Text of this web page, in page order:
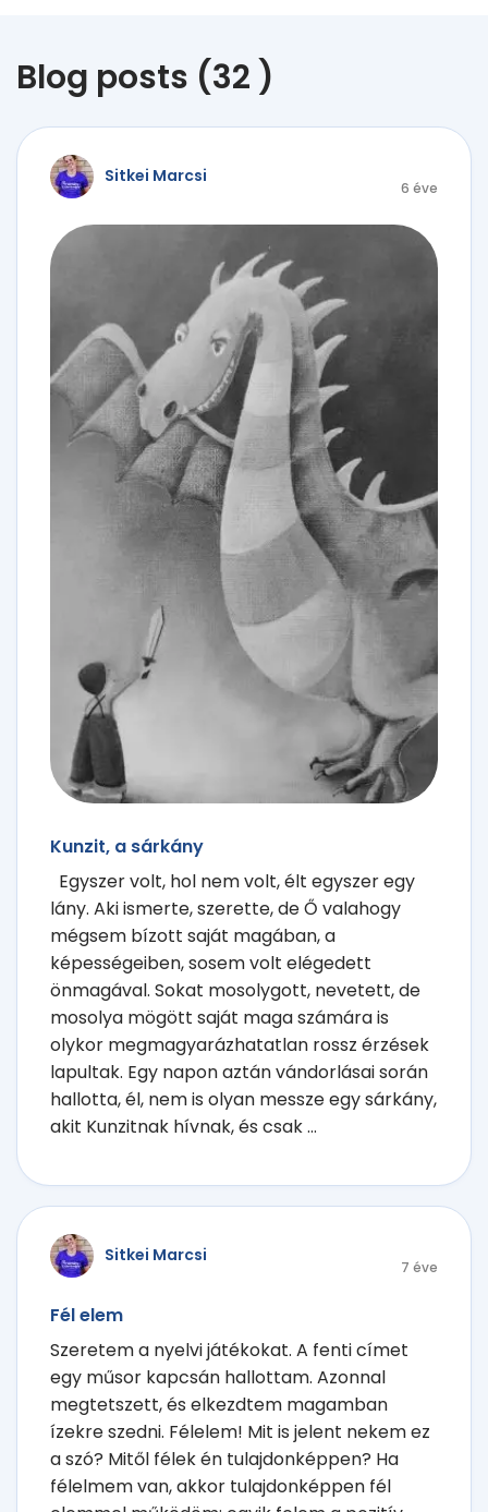
Blog posts (32 )
Sitkei Marcsi
6 éve
Kunzit, a sárkány
Egyszer volt, hol nem volt, élt egyszer egy
lány. Aki ismerte, szerette, de Ő valahogy
mégsem bízott saját magában, a
képességeiben, sosem volt elégedett
önmagával. Sokat mosolygott, nevetett, de
mosolya mögött saját maga számára is
olykor megmagyarázhatatlan rossz érzések
lapultak. Egy napon aztán vándorlásai során
hallotta, él, nem is olyan messze egy sárkány,
akit Kunzitnak hívnak, és csak ...
Sitkei Marcsi
7 éve
Fél elem
Szeretem a nyelvi játékokat. A fenti címet
egy műsor kapcsán hallottam. Azonnal
megtetszett, és elkezdtem magamban
ízekre szedni. Félelem! Mit is jelent nekem ez
a szó? Mitől félek én tulajdonképpen? Ha
félelmem van, akkor tulajdonképpen fél